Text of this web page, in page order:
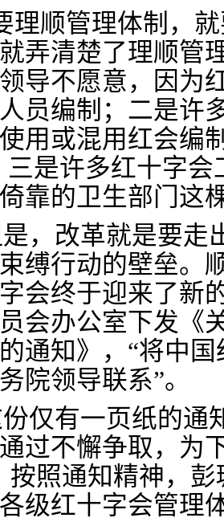
理顺管理体制，
弄清楚了理顺管
导不愿意，因为
员编制；二是许
用或混用红会编
三是许多红十字
靠的卫生部门这
，改革就是要走
缚行动的壁垒。
会终于迎来了新
会办公室下发《
通知》，“将中
院领导联系”。
仅有一页纸的通
过不懈争取，为
按照通知精神，
级红十字会管理